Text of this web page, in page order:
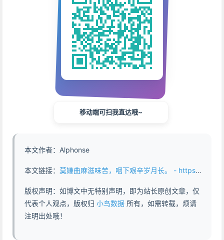
移动端可扫我直达哦~
本文作者：Alphonse
本文链接： 莫嫌曲麻滋味苦，咽下艰辛岁月长。 - https://www.abddb.com/sonchus-arvensis.html
版权声明：如博文中无特别声明，即为站长原创文章，仅
代表个人观点，版权归 小鸟数据 所有，如需转载，烦请
注明出处哦！